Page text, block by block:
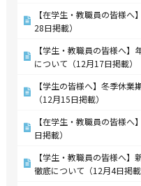
【在学生・教職員の皆様
28日掲載）
【学生・教職員の皆様へ
について（12月17日掲載）
【学生の皆様へ】冬季休
（12月15日掲載）
【在学生・教職員の皆様
日掲載）
【学生・教職員の皆様へ
徹底について（12月4日掲載